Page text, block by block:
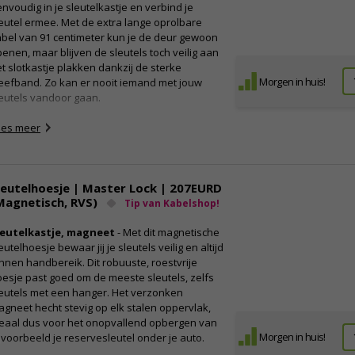
in je sleutelkastje en verbind je
ermee. Met de extra lange oprolbare
van 91 centimeter kun je de deur gewoon
maar blijven de sleutels toch veilig aan
slotkastje plakken dankzij de sterke
Zo kan er nooit iemand met jouw
vandoor gaan.
je sleutel met sleutelriem
deze Master Lock 5490EURD sleutelriem
je zeker dat de sleutel ook in het
van 91 centimeter. Hiermee kun je de
openen vanaf diverse draagbare en muur
plekken. De 3.1 centimeter brede
behuizing past perfect bij de Master Lock
Access-modellen, behalve de 5406, 5422
5423. Het werkt heel eenvoudig, je plakt de
ín het sleutelkluisje en maakt je
vast aan de staalkabel. Telkens wanneer
meer
Morgen in huis!
| Master Lock | 207EURD
RVS)
Tip van Kabelshop!
magneet - Met dit magnetische
bewaar jij je sleutels veilig en altijd
handbereik. Dit robuuste, roestvrije
past goed om de meeste sleutels, zelfs
met een hanger. Het verzonken
hecht stevig op elk stalen oppervlak,
dus voor het onopvallend opbergen van
je reservesleutel onder je auto.
Morgen in huis!